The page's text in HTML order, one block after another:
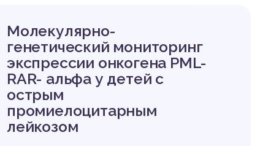
Молекулярно-
генетический мониторинг
экспрессии онкогена PML-
RAR- альфа у детей с
острым
промиелоцитарным
лейкозом